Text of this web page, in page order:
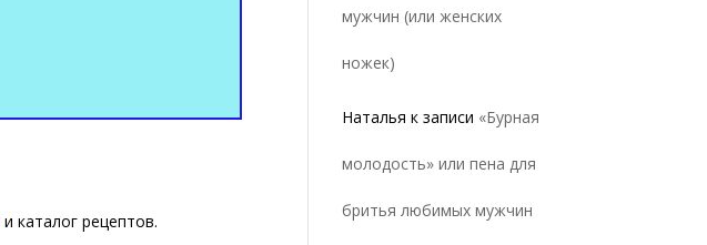
и каталог рецептов.
мужчин (или женских
ножек)
Наталья к записи «Бурная
молодость» или пена для
бритья любимых мужчин